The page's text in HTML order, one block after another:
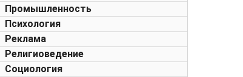
Промышленность
Психология
Реклама
Религиоведение
Социология